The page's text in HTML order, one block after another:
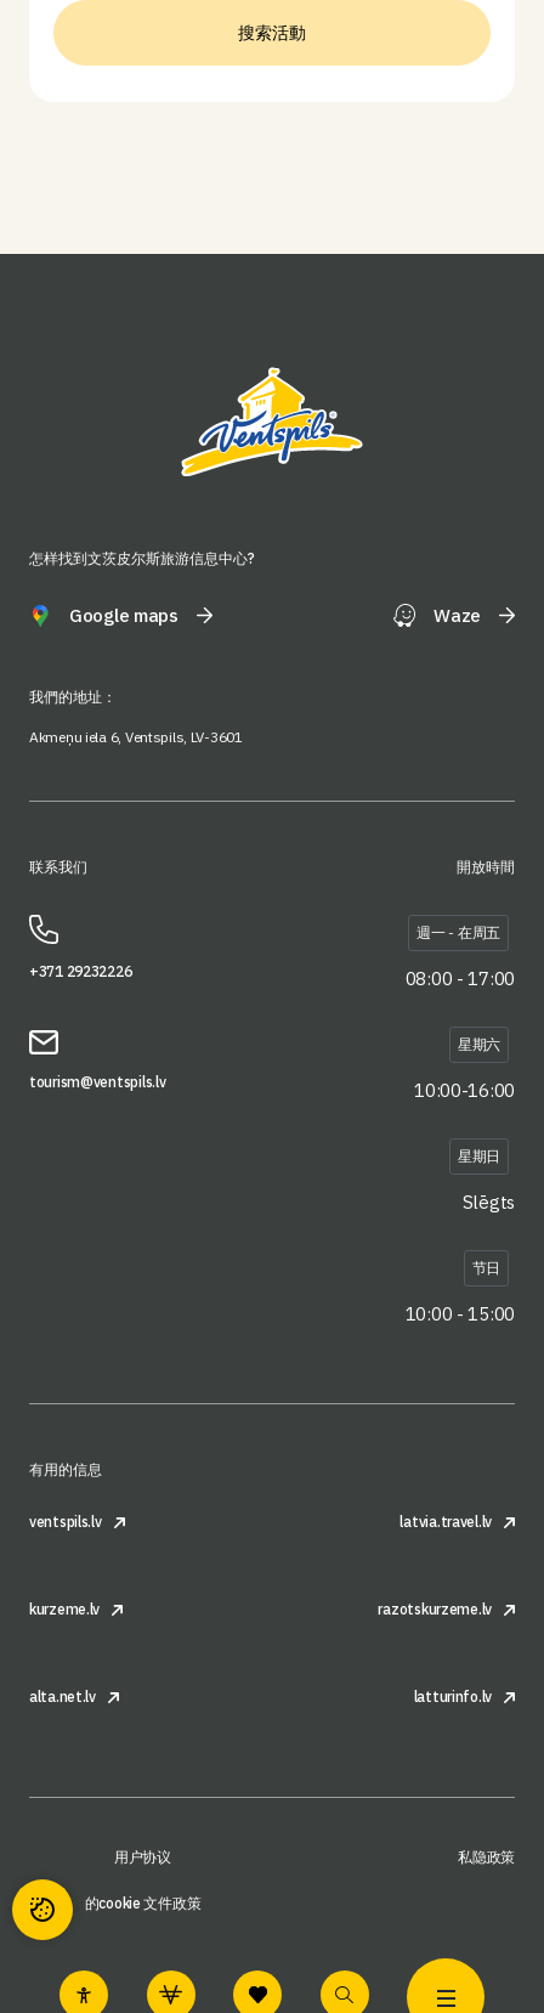
搜索活動
怎样找到文茨皮尔斯旅游信息中心?
Google maps Waze
我們的地址：
Akmeņu iela 6, Ventspils, LV-3601
联系我们
+371 29232226
tourism@ventspils.lv
開放時間
週一 - 在周五
08:00 - 17:00
星期六
10:00-16:00
星期日
Slēgts
节日
10:00 - 15:00
有用的信息
ventspils.lv latvia.travel.lv
kurzeme.lv razotskurzeme.lv
alta.net.lv latturinfo.lv
用户协议 私隐政策
的cookie 文件政策